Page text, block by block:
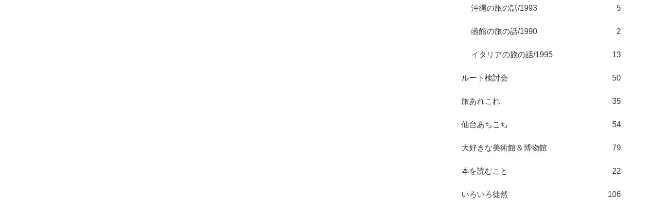
沖縄の旅の話/1993 5
函館の旅の話/1990 2
イタリアの旅の話/1995 13
ルート検討会 50
旅あれこれ 35
仙台あちこち 54
大好きな美術館＆博物館 79
本を読むこと 22
いろいろ徒然 106